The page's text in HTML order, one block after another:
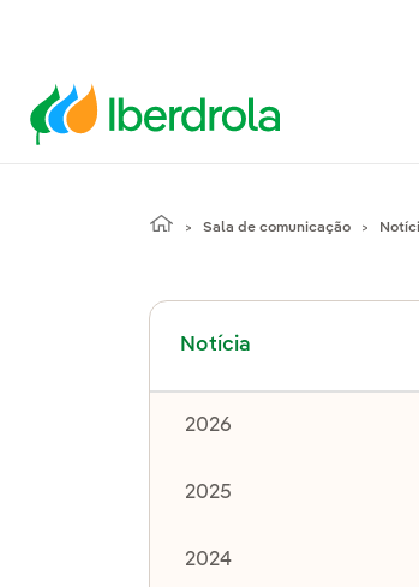
Sala de comunicação
Notícia
Alternar
2026
2025
2024